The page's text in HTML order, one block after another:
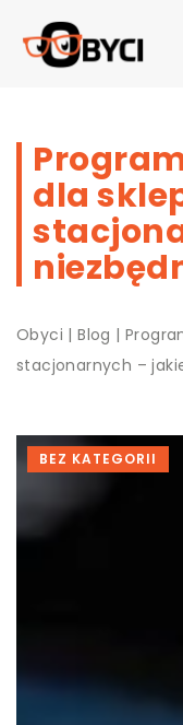
dla
Obyci |Blog |
stacjonarnych –
BEZ KATEGORII